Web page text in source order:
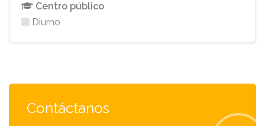
Centro público
Diurno
Contáctanos